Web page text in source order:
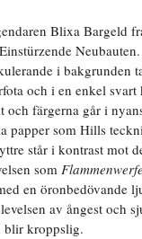
Blixa Bargeld
i bakgrunden
och i en enkel
och färgerna går i
papper som Hills
står i kontrast mot
som
en öronbedövande
av ångest och
blir kroppslig.